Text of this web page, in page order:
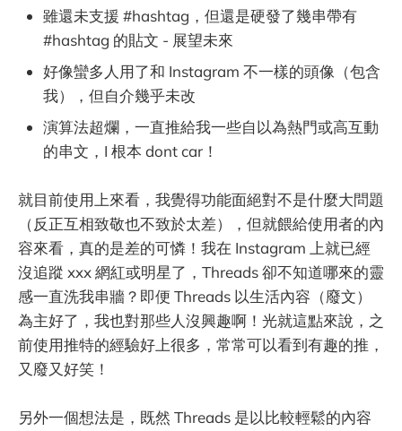
雖還未支援 #hashtag，但還是硬發了幾串帶有
#hashtag 的貼文 - 展望未來
好像蠻多人用了和 Instagram 不一樣的頭像（包含
我），但自介幾乎未改
演算法超爛，一直推給我一些自以為熱門或高互動
的串文，I 根本 dont car！
就目前使用上來看，我覺得功能面絕對不是什麼大問題
（反正互相致敬也不致於太差），但就餵給使用者的內
容來看，真的是差的可憐！我在 Instagram 上就已經
沒追蹤 xxx 網紅或明星了，Threads 卻不知道哪來的靈
感一直洗我串牆？即便 Threads 以生活內容（廢文）
為主好了，我也對那些人沒興趣啊！光就這點來說，之
前使用推特的經驗好上很多，常常可以看到有趣的推，
又廢又好笑！
另外一個想法是，既然 Threads 是以比較輕鬆的內容